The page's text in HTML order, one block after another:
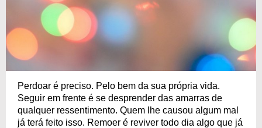
Perdoar é preciso. Pelo bem da sua própria vida.
Seguir em frente é se desprender das amarras de
qualquer ressentimento. Quem lhe causou algum mal
já terá feito isso. Remoer é reviver todo dia algo que já